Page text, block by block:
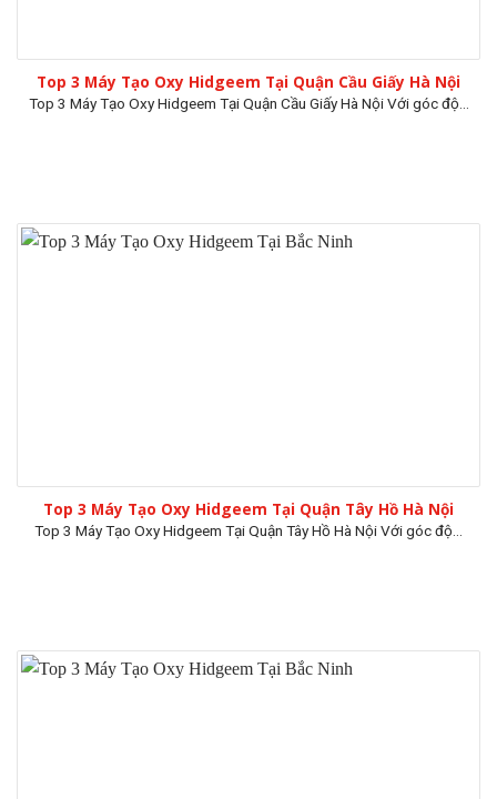
Top 3 Máy Tạo Oxy Hidgeem Tại Quận Cầu Giấy Hà Nội
Top 3 Máy Tạo Oxy Hidgeem Tại Quận Cầu Giấy Hà Nội Với góc độ...
Top 3 Máy Tạo Oxy Hidgeem Tại Quận Tây Hồ Hà Nội
Top 3 Máy Tạo Oxy Hidgeem Tại Quận Tây Hồ Hà Nội Với góc độ...